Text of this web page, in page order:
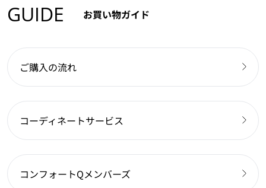
GUIDE お買い物ガイド
ご購入の流れ
コーディネートサービス
コンフォートQメンバーズ